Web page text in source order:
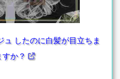
ュ したのに白髪が目立ちま
か？